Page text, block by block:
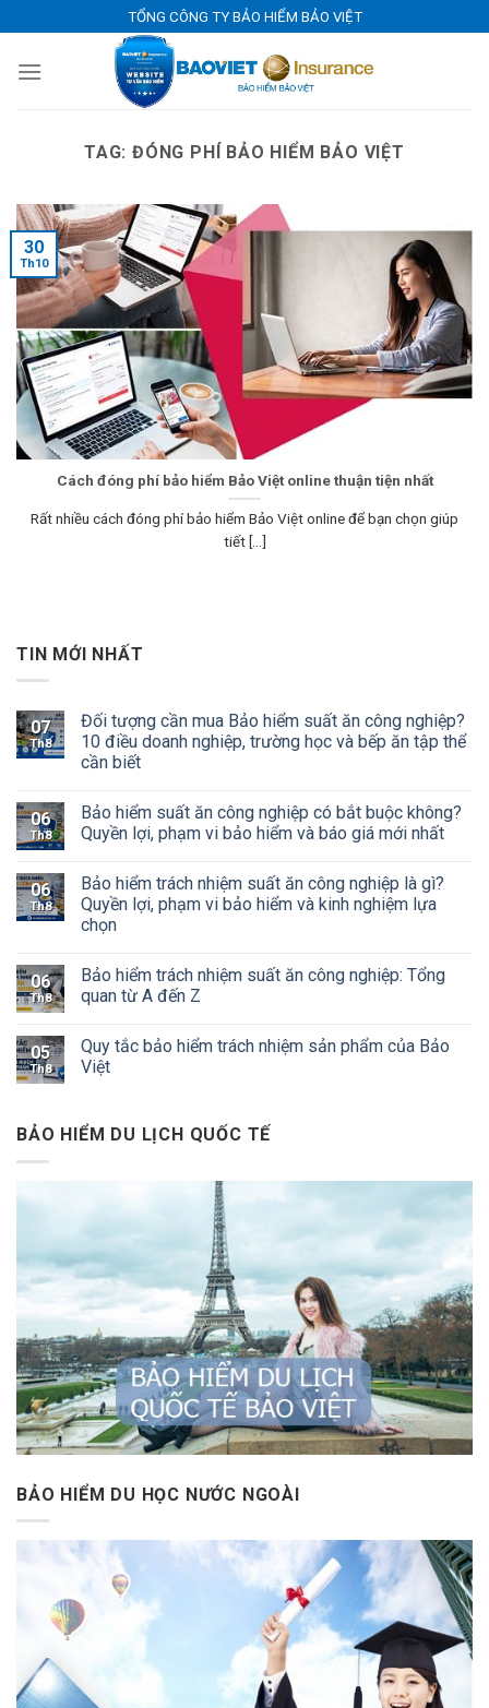
to
content
TỔNG CÔNG TY BẢO HIỂM BẢO VIỆT
TAG:ĐÓNG PHÍ BẢO HIỂM BẢO VIỆT
Cách đóng phí bảo hiểm Bảo Việt online thuận tiện nhất
Rất nhiều cách đóng phí bảo hiểm Bảo Việt online để bạn chọn giúp
tiết [...]
30
Th10
TIN MỚI NHẤT
07
Th8
Đối tượng cần mua Bảo hiểm suất ăn công nghiệp?
10 điều doanh nghiệp, trường học và bếp ăn tập thể
cần biết
06
Th8
Bảo hiểm suất ăn công nghiệp có bắt buộc không?
Quyền lợi, phạm vi bảo hiểm và báo giá mới nhất
06
Th8
Bảo hiểm trách nhiệm suất ăn công nghiệp là gì?
Quyền lợi, phạm vi bảo hiểm và kinh nghiệm lựa
chọn
06
Th8
Bảo hiểm trách nhiệm suất ăn công nghiệp: Tổng
quan từ A đến Z
05
Th8
Quy tắc bảo hiểm trách nhiệm sản phẩm của Bảo
Việt
BẢO HIỂM DU LỊCH QUỐC TẾ
BẢO HIỂM DU HỌC NƯỚC NGOÀI